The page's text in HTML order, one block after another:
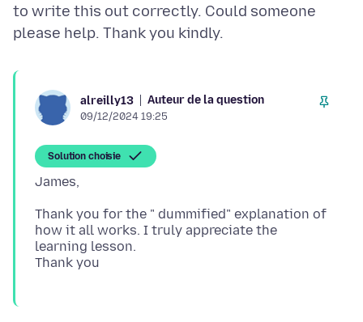
to write this out correctly. Could someone
alreilly13 Auteur de la question
09/12/2024 19:25
Solution choisie
Thank you for the " dummified" explanation of
how it all works. I truly appreciate the
learning lesson.